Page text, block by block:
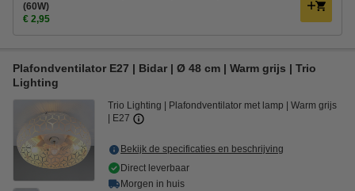
(60W)
€ 2,95
Plafondventilator E27 | Bidar | Ø 48 cm | Warm grijs | Trio
Lighting
Trio Lighting Plafondventilator met lamp
Warm grijs
E27
Bekijk de specificaties en beschrijving
Direct leverbaar
Morgen in huis